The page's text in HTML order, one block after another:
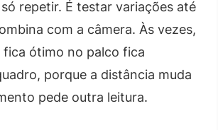
repetir. É testar variações até
com a câmera. Às vezes,
fica ótimo no palco fica
porque a distância muda
pede outra leitura.